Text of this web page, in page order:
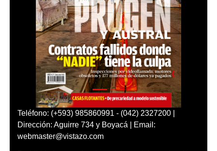
Teléfono: (+593) 985860991 - (042) 2327200 |
Dirección: Aguirre 734 y Boyacá | Email:
webmaster@vistazo.com